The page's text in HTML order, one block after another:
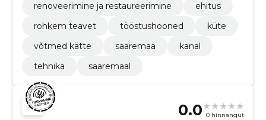
renoveerimine ja restaureerimine
ehitus
rohkem teavet
tööstushooned
küte
võtmed kätte
saaremaa
kanal
tehnika
saaremaal
0.0 0 hinnangut